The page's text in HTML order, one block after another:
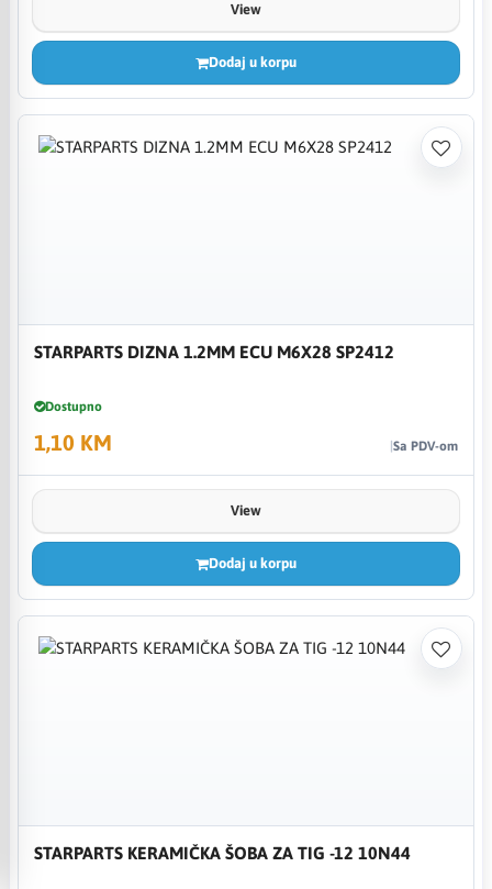
View
Dodaj u korpu
STARPARTS DIZNA 1.2MM ECU M6X28 SP2412
Dostupno
1,10 KM Sa PDV-om
View
Dodaj u korpu
STARPARTS KERAMIČKA ŠOBA ZA TIG -12 10N44